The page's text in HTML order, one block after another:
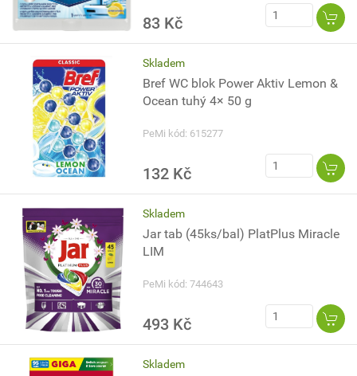
83 Kč
Skladem
Bref WC blok Power Aktiv Lemon &
Ocean tuhý 4× 50 g
PeMi kód: 615277
132 Kč
Skladem
Jar tab (45ks/bal) PlatPlus Miracle
LIM
PeMi kód: 744643
493 Kč
Skladem